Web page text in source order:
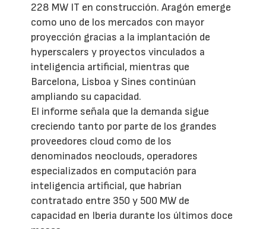
228 MW IT en construcción. Aragón emerge
como uno de los mercados con mayor
proyección gracias a la implantación de
hyperscalers y proyectos vinculados a
inteligencia artificial, mientras que
Barcelona, Lisboa y Sines continúan
ampliando su capacidad.
El informe señala que la demanda sigue
creciendo tanto por parte de los grandes
proveedores cloud como de los
denominados neoclouds, operadores
especializados en computación para
inteligencia artificial, que habrían
contratado entre 350 y 500 MW de
capacidad en Iberia durante los últimos doce